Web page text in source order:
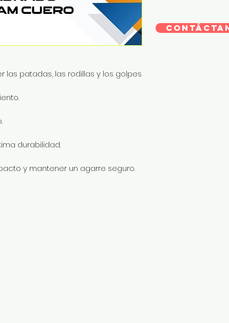
las patadas, las rodillas y los golpes
durabilidad.
y mantener un agarre seguro.